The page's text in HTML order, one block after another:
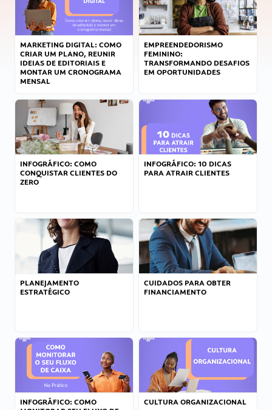
MARKETING DIGITAL: COMO
CRIAR UM PLANO, REUNIR
IDEIAS DE EDITORIAIS E
MONTAR UM CRONOGRAMA
MENSAL
EMPREENDEDORISMO
FEMININO:
TRANSFORMANDO DESAFIOS
EM OPORTUNIDADES
INFOGRÁFICO: COMO
CONQUISTAR CLIENTES DO
ZERO
INFOGRÁFICO: 10 DICAS
PARA ATRAIR CLIENTES
PLANEJAMENTO
ESTRATÉGICO
CUIDADOS PARA OBTER
FINANCIAMENTO
INFOGRÁFICO: COMO
CULTURA ORGANIZACIONAL